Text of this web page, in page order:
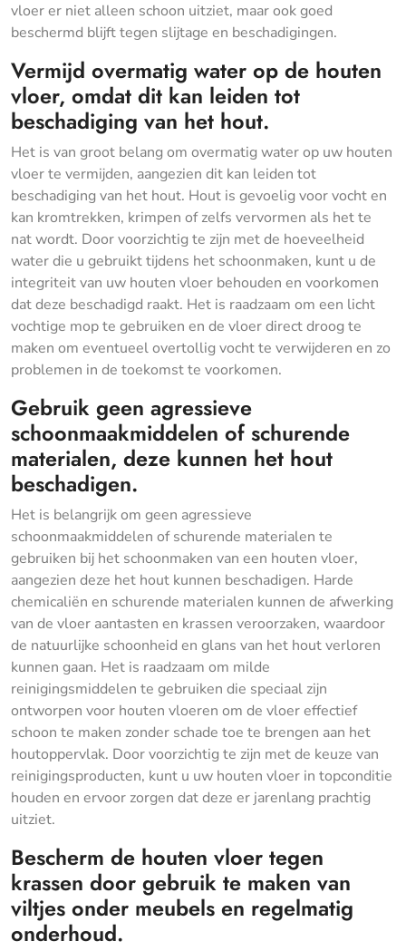
vloer er niet alleen schoon uitziet, maar ook goed
beschermd blijft tegen slijtage en beschadigingen.
Vermijd overmatig water op de houten
vloer, omdat dit kan leiden tot
beschadiging van het hout.
Het is van groot belang om overmatig water op uw houten
vloer te vermijden, aangezien dit kan leiden tot
beschadiging van het hout. Hout is gevoelig voor vocht en
kan kromtrekken, krimpen of zelfs vervormen als het te
nat wordt. Door voorzichtig te zijn met de hoeveelheid
water die u gebruikt tijdens het schoonmaken, kunt u de
integriteit van uw houten vloer behouden en voorkomen
dat deze beschadigd raakt. Het is raadzaam om een licht
vochtige mop te gebruiken en de vloer direct droog te
maken om eventueel overtollig vocht te verwijderen en zo
problemen in de toekomst te voorkomen.
Gebruik geen agressieve
schoonmaakmiddelen of schurende
materialen, deze kunnen het hout
beschadigen.
Het is belangrijk om geen agressieve
schoonmaakmiddelen of schurende materialen te
gebruiken bij het schoonmaken van een houten vloer,
aangezien deze het hout kunnen beschadigen. Harde
chemicaliën en schurende materialen kunnen de afwerking
van de vloer aantasten en krassen veroorzaken, waardoor
de natuurlijke schoonheid en glans van het hout verloren
kunnen gaan. Het is raadzaam om milde
reinigingsmiddelen te gebruiken die speciaal zijn
ontworpen voor houten vloeren om de vloer effectief
schoon te maken zonder schade toe te brengen aan het
houtoppervlak. Door voorzichtig te zijn met de keuze van
reinigingsproducten, kunt u uw houten vloer in topconditie
houden en ervoor zorgen dat deze er jarenlang prachtig
uitziet.
Bescherm de houten vloer tegen
krassen door gebruik te maken van
viltjes onder meubels en regelmatig
onderhoud.